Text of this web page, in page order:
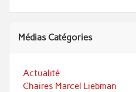
Médias Catégories
Actualité
Chaires Marcel Liebman